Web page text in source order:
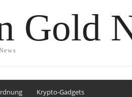
Gold
Krypto-Gadgets